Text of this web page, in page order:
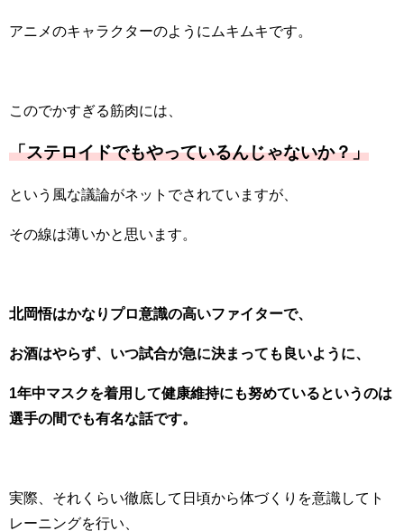
アニメのキャラクターのようにムキムキです。
このでかすぎる筋肉には、
「ステロイドでもやっているんじゃないか？」
という風な議論がネットでされていますが、
その線は薄いかと思います。
北岡悟はかなりプロ意識の高いファイターで、
お酒はやらず、いつ試合が急に決まっても良いように、
1年中マスクを着用して健康維持にも努めているというのは
選手の間でも有名な話です。
実際、それくらい徹底して日頃から体づくりを意識してト
レーニングを行い、